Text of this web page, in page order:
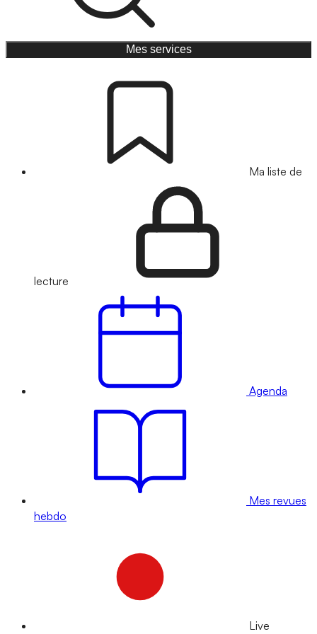
Mes services
Ma liste de
lecture
Agenda
Mes revues
hebdo
Live